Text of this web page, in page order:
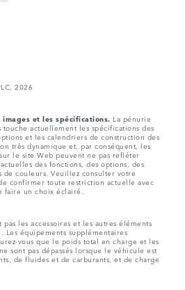
2026
et les spécifications. La pénurie
actuellement les spécifications des
et les calendriers de construction des
très dynamique et, par conséquent, les
le site Web peuvent ne pas refléter
des fonctions, des options, des
de couleurs. Veuillez consulter votre
confirmer toute restriction actuelle avec
faire un choix éclairé.
les accessoires et les autres éléments
Les équipements supplémentaires
vous que le poids total en charge et les
sont pas dépassés lorsque le véhicule est
de fluides et de carburants, et de charge